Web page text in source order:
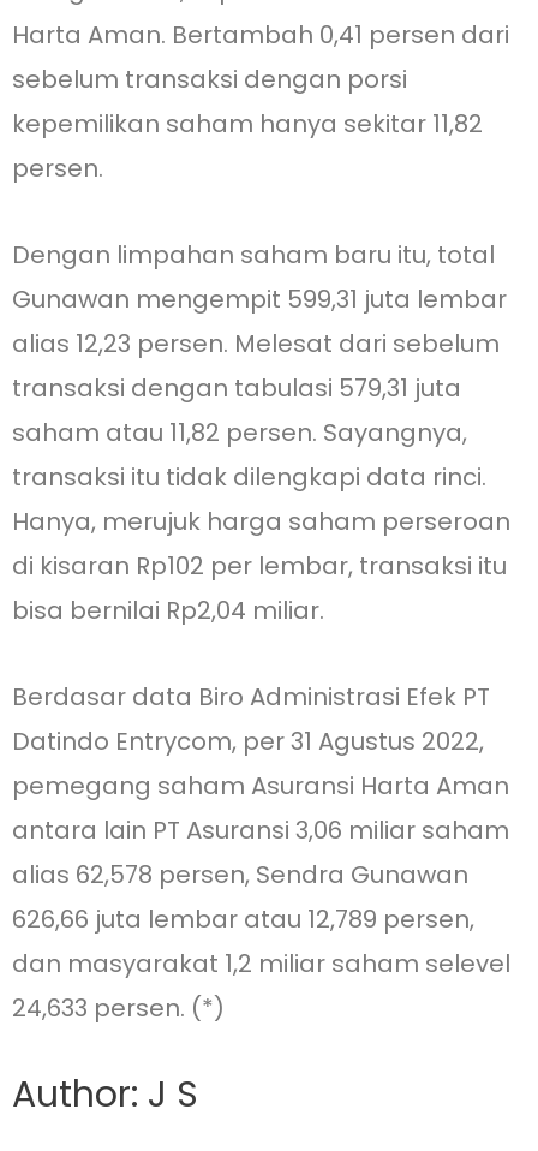
Harta Aman. Bertambah 0,41 persen dari
sebelum transaksi dengan porsi
kepemilikan saham hanya sekitar 11,82
persen.
Dengan limpahan saham baru itu, total
Gunawan mengempit 599,31 juta lembar
alias 12,23 persen. Melesat dari sebelum
transaksi dengan tabulasi 579,31 juta
saham atau 11,82 persen. Sayangnya,
transaksi itu tidak dilengkapi data rinci.
Hanya, merujuk harga saham perseroan
di kisaran Rp102 per lembar, transaksi itu
bisa bernilai Rp2,04 miliar.
Berdasar data Biro Administrasi Efek PT
Datindo Entrycom, per 31 Agustus 2022,
pemegang saham Asuransi Harta Aman
antara lain PT Asuransi 3,06 miliar saham
alias 62,578 persen, Sendra Gunawan
626,66 juta lembar atau 12,789 persen,
dan masyarakat 1,2 miliar saham selevel
24,633 persen. (*)
Author: J S